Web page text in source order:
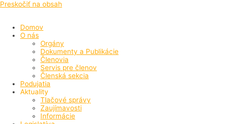
Preskočiť na obsah
Domov
O nás
Orgány
Dokumenty a Publikácie
Členovia
Servis pre členov
Členská sekcia
Podujatia
Aktuality
Tlačové správy
Zaujímavosti
Informácie